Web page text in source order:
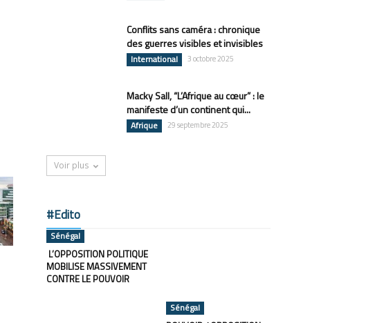
Conflits sans caméra : chronique
des guerres visibles et invisibles
International 3 octobre 2025
Macky Sall, “L’Afrique au cœur” : le
manifeste d’un continent qui...
Afrique 29 septembre 2025
Voir plus
#Edito
Sénégal
L’OPPOSITION POLITIQUE
MOBILISE MASSIVEMENT
CONTRE LE POUVOIR
Sénégal